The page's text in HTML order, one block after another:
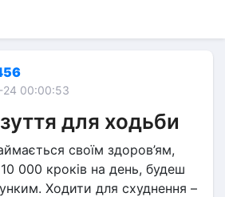
24 00:00:53
для ходьби
своїм здоров’ям,
000 кроків на день, будеш
Ходити для схуднення –